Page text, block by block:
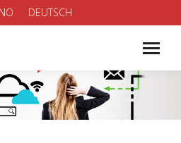
DEUTSCH
are here: